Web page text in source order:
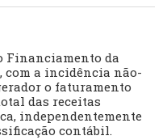
Financiamento da
com a incidência não-
o faturamento
das receitas
independentemente
contábil.